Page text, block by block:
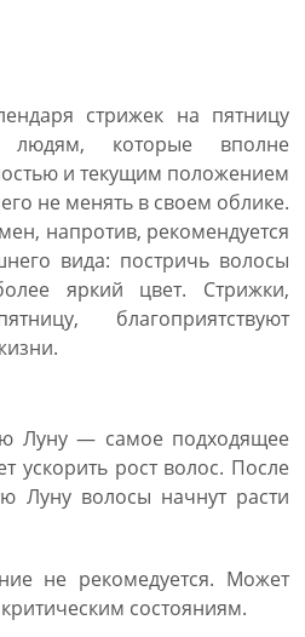
стрижек на пятницу
людям, которые вполне
и текущим положением
не менять в своем облике.
напротив, рекомендуется
вида: постричь волосы
яркий цвет. Стрижки,
благоприятствуют
Луну — самое подходящее
ускорить рост волос. После
Луну волосы начнут расти
не рекомедуется. Может
состояниям.